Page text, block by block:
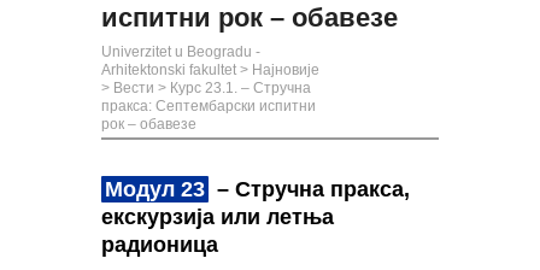
испитни рок – обавезе
Univerzitet u Beogradu -
Arhitektonski fakultet > Најновије
> Вести > Курс 23.1. – Стручна
пракса: Септембарски испитни
рок – обавезе
Модул 23 – Стручна пракса,
екскурзија или летња
радионица